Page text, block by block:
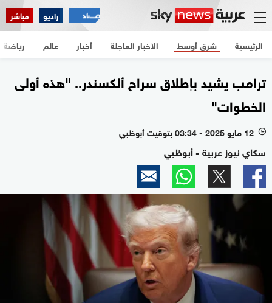
راديو مباشر
الرئيسية الأخبار العاجلة أخبار شرق أوسط عالم رياضة
ترامب يشيد بإطلاق سراح ألكسندر.. "هذه أولى
الخطوات"
l 12 مايو 2025 - 03:34 بتوقيت أبوظبي
سكاي نيوز عربية - أبوظبي